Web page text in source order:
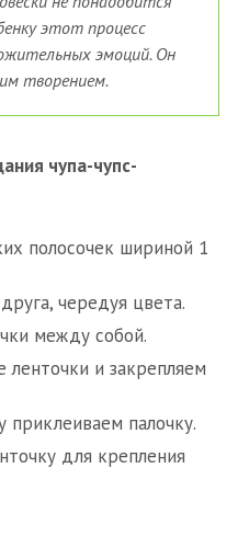
этот процесс
эмоций. Он
творением.
чупа-чупс-
полосочек шириной 1
чередуя цвета.
между собой.
ленточки и закрепляем
приклеиваем палочку.
для крепления